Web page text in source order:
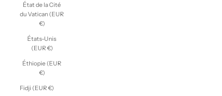
État de la Cité
du Vatican (EUR
€)
États-Unis
(EUR €)
Éthiopie (EUR
€)
Fidji (EUR €)